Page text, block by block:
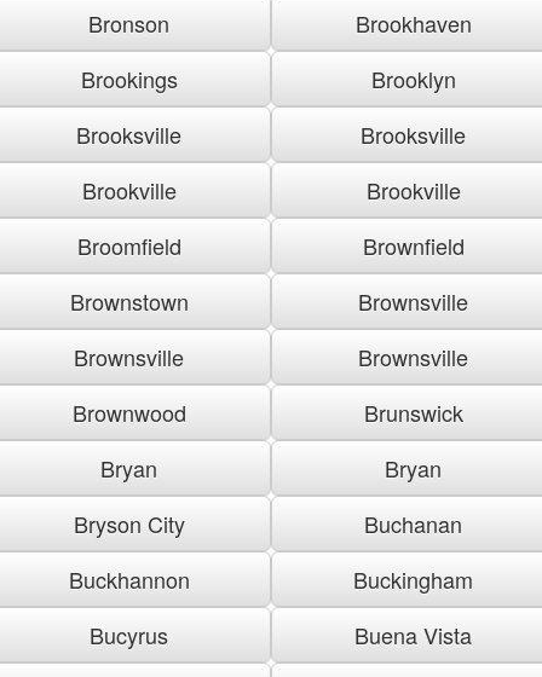
Bronson
Brookhaven
Brookings
Brooklyn
Brooksville
Brooksville
Brookville
Brookville
Broomfield
Brownfield
Brownstown
Brownsville
Brownsville
Brownsville
Brownwood
Brunswick
Bryan
Bryan
Bryson City
Buchanan
Buckhannon
Buckingham
Bucyrus
Buena Vista